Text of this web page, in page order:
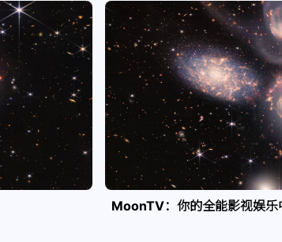
MoonTV：你的全能影视娱乐